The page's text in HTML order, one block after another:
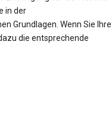
in der
Grundlagen. Wenn Sie Ihre
die entsprechende